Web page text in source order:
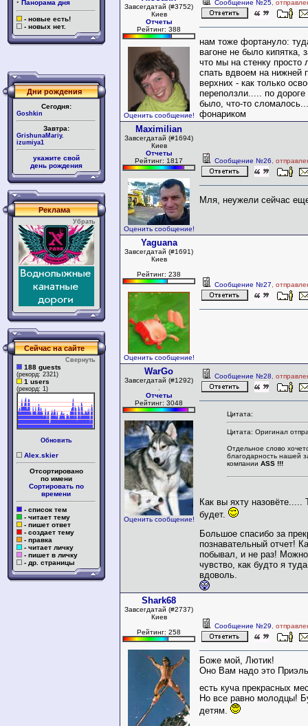
· Панорама дня
- новые есть!
- новых нет.
Дни рождения
Сегодня:
Goshkin
Завтра:
GrishunaMariy.
izumiya1
укажите свой
день рождения
Реклама
Убрать
Сейчас на сайте
Свернуть
188 guests
(рекорд: 2321)
1 users
(рекорд: 1)
Обновить
Alex.skier
Отсортировано
по имени
Сортировать по
времени
- список тем
- читает тему
- пишет ответ
- создает тему
- правка
- читает личку
- пишет в личку
- др. страницы
Завсегдатай (#3752)
Киев
Отчеты
Рейтинг: 388
Оценить сообщение!
Сообщение №25 ,
нам тоже фортануло:
вагоне не было кипятка,
что мы на стенку просто
спать вдвоем на нижней
верхних - как только
переползли..... по
было, что-то
фонариком
Maximilian
Завсегдатай (#1694)
Киев
Отчеты
Рейтинг: 1817
Оценить сообщение!
Сообщение №26 ,
Мля, неужели сейчас
Yaguana
Завсегдатай (#1691)
Киев
Рейтинг: 238
Оценить сообщение!
Сообщение №27 ,
WarGo
Завсегдатай (#1292)
Отчеты
Рейтинг: 3048
Оценить сообщение!
Сообщение №28 ,
Цитата:
Цитата: Оригинал
Отдельное слово
благодарность нашей
компании ASS !!!
Как вы яхту назовёте.....
будет.
Большое спасибо за
познавательный отчет!
побывал, и не раз! Можно
чувство, как будто я
вдоволь.
Shark68
Завсегдатай (#2737)
Киев
Рейтинг: 258
Сообщение №29 ,
Боже мой, Лютик!
Оно Вам надо это
есть куча прекрасных
Но все равно молодцы!
детям.